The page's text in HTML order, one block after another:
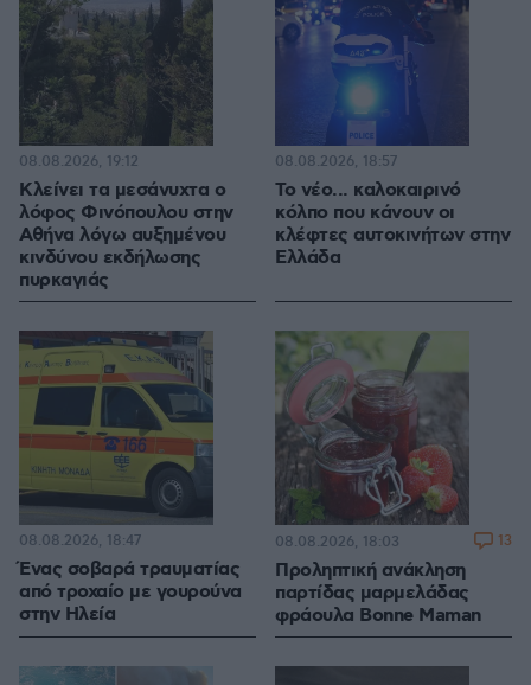
Κλείνει τα μεσάνυχτα ο
λόφος Φινόπουλου στην
Αθήνα λόγω αυξημένου
κινδύνου εκδήλωσης
πυρκαγιάς
08.08.2026, 19:12
Το νέο... καλοκαιρινό
κόλπο που κάνουν οι
κλέφτες αυτοκινήτων στην
Ελλάδα
08.08.2026, 18:57
Ένας σοβαρά τραυματίας
από τροχαίο με γουρούνα
στην Ηλεία
08.08.2026, 18:47
Προληπτική ανάκληση
παρτίδας μαρμελάδας
φράουλα Bonne Maman
08.08.2026, 18:03 13